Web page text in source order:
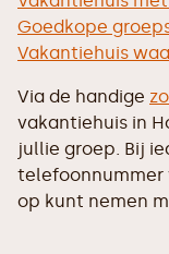
Goedkope
Vakantiehuis
Via de handige
vakantiehuis in
jullie groep. Bij
op kunt nemen